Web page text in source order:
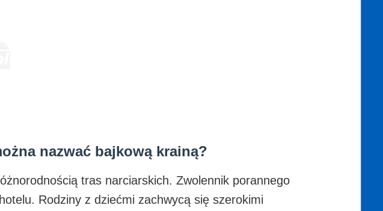
nazwać bajkową krainą?
tras narciarskich. Zwolennik porannego
Rodziny z dziećmi zachwycą się szerokimi